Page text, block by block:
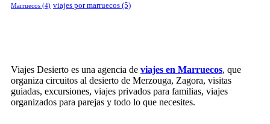
Marruecos (4) viajes por marruecos (5)
Viajes Desierto es una agencia de viajes en Marruecos, que
organiza circuitos al desierto de Merzouga, Zagora, visitas
guiadas, excursiones, viajes privados para familias, viajes
organizados para parejas y todo lo que necesites.